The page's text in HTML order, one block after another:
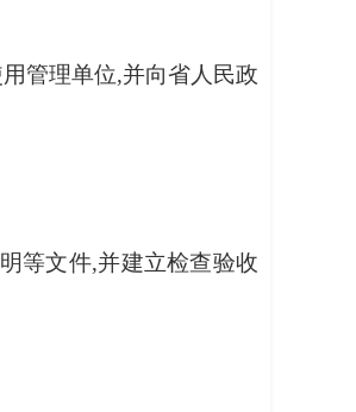
管理单位,并向省人民政
等文件,并建立检查验收